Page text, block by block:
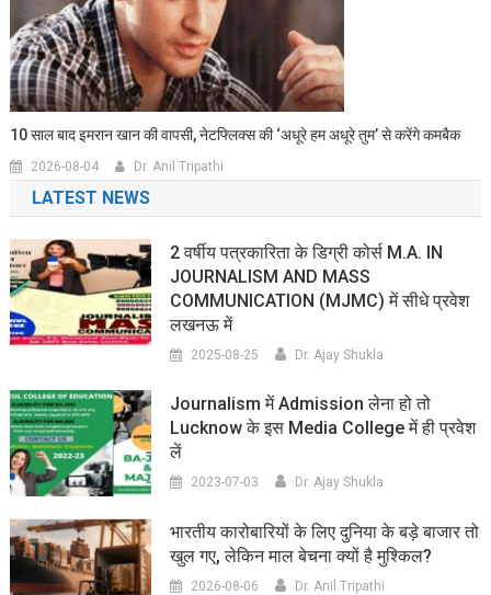
10 साल बाद इमरान खान की वापसी, नेटफ्लिक्स की ‘अधूरे हम अधूरे तुम’ से करेंगे कमबैक
2026-08-04 Dr. Anil Tripathi
LATEST NEWS
2 वर्षीय पत्रकारिता के डिग्री कोर्स M.A. IN
JOURNALISM AND MASS
COMMUNICATION (MJMC) में सीधे प्रवेश
लखनऊ में
2025-08-25 Dr. Ajay Shukla
Journalism में Admission लेना हो तो
Lucknow के इस Media College में ही प्रवेश
लें
2023-07-03 Dr. Ajay Shukla
भारतीय कारोबारियों के लिए दुनिया के बड़े बाजार तो
खुल गए, लेकिन माल बेचना क्यों है मुश्किल?
2026-08-06 Dr. Anil Tripathi